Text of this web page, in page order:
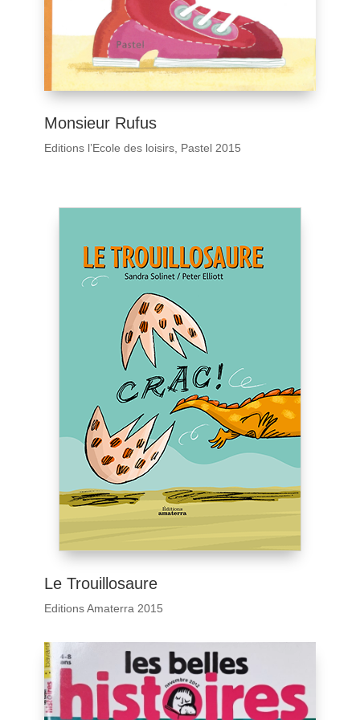
Monsieur Rufus
Editions l’Ecole des loisirs, Pastel 2015
Le Trouillosaure
Editions Amaterra 2015